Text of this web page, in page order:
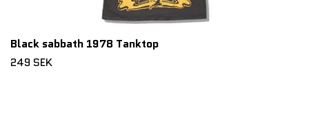
Black sabbath 1978 Tanktop
249 SEK